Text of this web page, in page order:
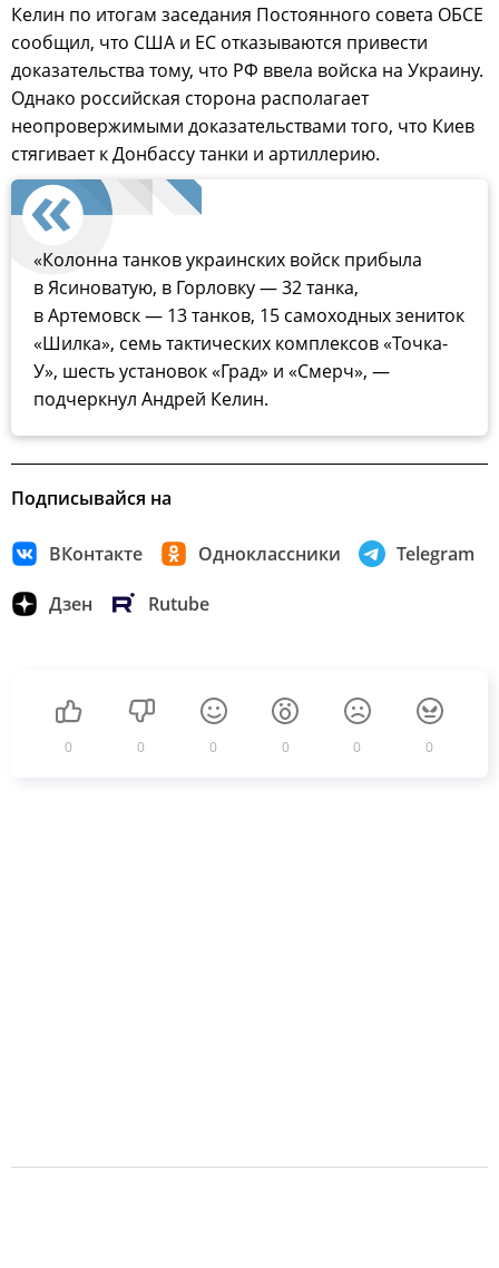
Келин по итогам заседания Постоянного совета ОБСЕ
сообщил, что США и ЕС отказываются привести
доказательства тому, что РФ ввела войска на Украину.
Однако российская сторона располагает
неопровержимыми доказательствами того, что Киев
стягивает к Донбассу танки и артиллерию.
«Колонна танков украинских войск прибыла
в Ясиноватую, в Горловку — 32 танка,
в Артемовск — 13 танков, 15 самоходных зениток
«Шилка», семь тактических комплексов «Точка-
У», шесть установок «Град» и «Смерч», —
подчеркнул Андрей Келин.
Подписывайся на
ВКонтакте Одноклассники Telegram
Дзен Rutube
0 0 0 0 0 0